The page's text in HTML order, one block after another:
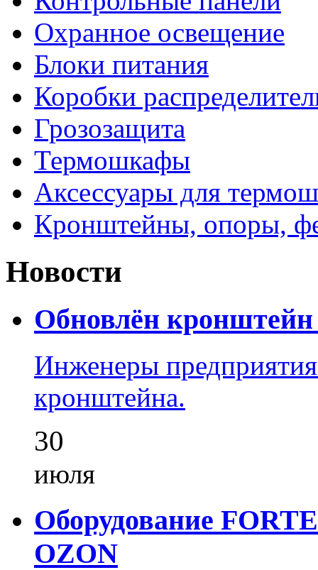
Охранное освещение
Блоки питания
Коробки
Грозозащита
Термошкафы
Аксессуары для
Кронштейны, опоры,
Новости
Обновлён
Инженеры
кронштейна.
30
июля
Оборудование
OZON